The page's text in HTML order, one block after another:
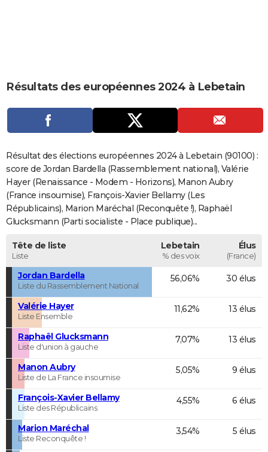
CARTE DE VOEUX
Carte de Noël
Carte Bonne année
Carte Saint-Valentin
Carte Pâques
Carte d'anniversaire
DICTIONNAIRE
Dictionnaire
Biographies
Citations
Expressions
Proverbes
PROGRAMME TV
COPAINS D'AVANT
S'inscrire
Se connecter
Lycées
Collèges
Primaires
Universités
Entreprises
Service militaire
Avis de recherche
AVIS DE DÉCÈS
FORUM
Résultats des européennes 2024 à Lebetain
Résultat des élections européennes 2024 à Lebetain (90100) :
score de Jordan Bardella (Rassemblement national), Valérie
Hayer (Renaissance - Modem - Horizons), Manon Aubry
(France insoumise), François-Xavier Bellamy (Les
Républicains), Marion Maréchal (Reconquête !), Raphaël
Glucksmann (Parti socialiste - Place publique)...
Tête de liste
Liste
Lebetain
% des voix
Élus
(France)
Jordan Bardella
Liste du Rassemblement National
56,06% 30 élus
Valérie Hayer
Liste Ensemble
11,62% 13 élus
Raphaël Glucksmann
Liste d'union à gauche
7,07% 13 élus
Manon Aubry
Liste de La France insoumise
5,05% 9 élus
François-Xavier Bellamy
Liste des Républicains
4,55% 6 élus
Marion Maréchal
Liste Reconquête !
3,54% 5 élus